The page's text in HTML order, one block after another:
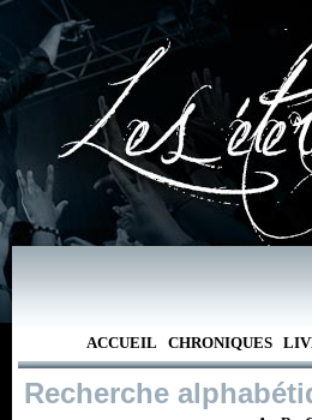
ACCUEIL CHRONIQUES
Recherche